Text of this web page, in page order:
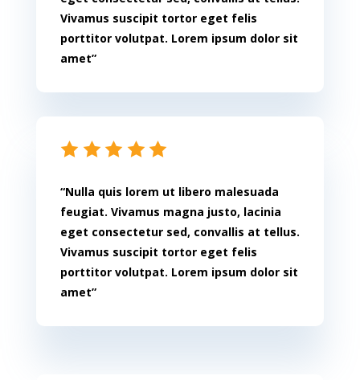
Vivamus suscipit tortor eget felis
porttitor volutpat. Lorem ipsum dolor sit
amet”
“Nulla quis lorem ut libero malesuada
feugiat. Vivamus magna justo, lacinia
eget consectetur sed, convallis at tellus.
Vivamus suscipit tortor eget felis
porttitor volutpat. Lorem ipsum dolor sit
amet”